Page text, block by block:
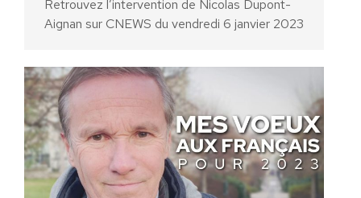
Retrouvez l’intervention de Nicolas Dupont-
Aignan sur CNEWS du vendredi 6 janvier 2023